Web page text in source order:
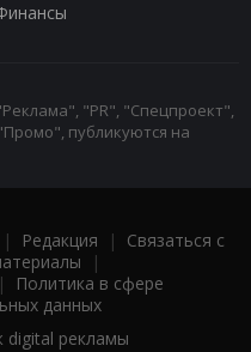
"PR", "Спецпроект",
публикуются на
| Редакция | Связаться с
|
Политика в сфере
данных
рекламы